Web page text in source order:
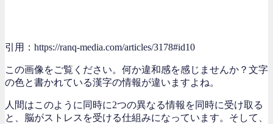
引用：https://ranq-media.com/articles/3178#id10
この画像をご覧ください。何か違和感を感じませんか？文字
の色と書かれている漢字の情報が違いますよね。
人間はこのように同時に2つの異なる情報を同時に受け取る
と、脳がストレスを受ける仕組みになっています。そして、